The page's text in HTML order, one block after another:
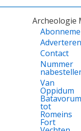
Archeologie
Adverteren
Contact
Nummer
Van
Oppidum
Batavorum
tot
Romeins
Fort